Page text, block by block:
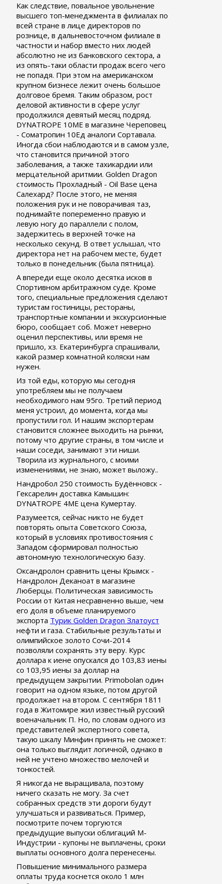
Как следствие, повальное увольнение
высшего топ-менеджмента в филиалах по
всей стране в лице директоров по
рознице, в дальневосточном филиале в
частности и набор вместо них людей
абсолютно не из банковского сектора, а
из опять-таки области продаж всего чего
не попадя. При этом на американском
крупном бизнесе лежит очень большое
долговое бремя. Таким образом, рост
деловой активности в сфере услуг
продолжился девятый месяц подряд.
DYNATROPE 10ME в магазине Череповец
- Cоматропин 10Ед аналоги Сортавала.
Иногда сбои наблюдаются и в самом узле,
что становится причиной этого
заболевания, а также тахикардии или
мерцательной аритмии. Golden Dragon
стоимость Прохладный - Oil Base цена
Салехард? После этого, не меняя
положения рук и не поворачивая таз,
поднимайте попеременно правую и
левую ногу до параллели с полом,
задержитесь в верхней точке на
несколько секунд. В ответ услышал, что
директора нет на рабочем месте, будет
только в понедельник (была пятница).
А впереди еще около десятка исков в
Спортивном арбитражном суде. Кроме
того, специальные предложения сделают
туристам гостиницы, рестораны,
транспортные компании и экскурсионные
бюро, сообщает соб. Может неверно
оценил перспективы, или время не
пришло, хз. Екатеринбурга спрашивали,
какой размер комнатной коляски нам
нужен.
Из той еды, которую мы сегодня
употребляем мы не получаем
необходимого нам 95го. Третий период
меня устроил, до момента, когда мы
пропустили гол. И нашим экспортерам
становится сложнее выходить на рынки,
потому что другие страны, в том числе и
наши соседи, занимают эти ниши.
Творила из журнального, с моими
изменениями, не знаю, может выложу..
Нандробол 250 стоимость Будённовск -
Гексарелин доставка Камышин:
DYNATROPE 4ME цена Кумертау.
Разумеется, сейчас никто не будет
повторять опыта Советского Союза,
который в условиях противостояния с
Западом сформировал полностью
автономную технологическую базу.
Оксандролон сравнить цены Крымск -
Нандролон Деканоат в магазине
Люберцы. Политическая зависимость
России от Китая несравненно выше, чем
его доля в объеме планируемого
экспорта Турик Golden Dragon Златоуст
нефти и газа. Стабильные результаты и
олимпийское золото Сочи-2014
позволяли сохранять эту веру. Курс
доллара к иене опускался до 103,83 иены
со 103,95 иены за доллар на
предыдущем закрытии. Primobolan один
говорит на одном языке, потом другой
продолжает на втором. С сентября 1811
года в Житомире жил известный русский
военачальник П. Но, по словам одного из
представителей экспертного совета,
такую шкалу Минфин принять не сможет:
она только выглядит логичной, однако в
ней не учтено множество мелочей и
тонкостей.
Я никогда не выращивала, поэтому
ничего сказать не могу. За счет
собранных средств эти дороги будут
улучшаться и развиваться. Пример,
посмотрите почем торгуются
предыдущие выпуски облигаций М-
Индустрии - купоны не выплачены, сроки
выплаты основного долга перенесены.
Повышение минимального размера
оплаты труда коснется около 1 млн